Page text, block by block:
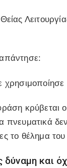
πνευματικά
το θέλημα
και